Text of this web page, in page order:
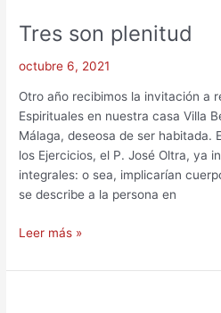
Tres son plenitud
octubre 6, 2021
Otro año recibimos la invitación a
Espirituales en nuestra casa Villa
Málaga, deseosa de ser habitada.
los Ejercicios, el P. José Oltra, ya
integrales: o sea, implicarían
se describe a la persona en
plenitud
Leer más »